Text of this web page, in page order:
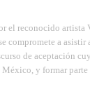
el reconocido
compromete a
de aceptación
y formar